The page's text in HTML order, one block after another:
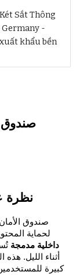
Sắt Thông
Germany -
khẩu bền
صندوق
نظرة
صندوق
لحماية
داخلية مدمجة
أثناء الليل.
كبيرة